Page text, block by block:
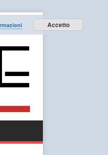
Accetto